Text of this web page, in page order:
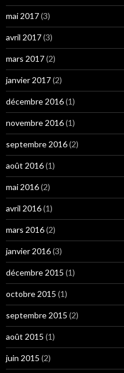
mai 2017(3)
avril 2017(3)
mars 2017(2)
janvier 2017(2)
décembre 2016(1)
novembre 2016(1)
septembre 2016(2)
août 2016(1)
mai 2016(2)
avril 2016(1)
mars 2016(2)
janvier 2016(3)
décembre 2015 (1)
octobre 2015 (1)
septembre 2015 (2)
août 2015 (1)
juin 2015 (2)